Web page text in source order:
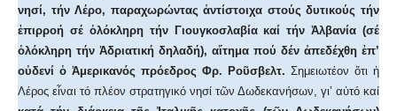
νησί, τήν Λέρο, παραχωρώντας ἀντίστοιχα στούς δυτικούς τήν
ἐπιρροή σέ ὁλόκληρη τήν Γιουγκοσλαβία καί τήν Ἀλβανία (σέ
ὁλόκληρη τήν Ἀδριατική δηλαδή), αἴτημα πού δέν ἀπεδέχθη ἐπ’
οὐδενί ὁ Ἀμερικανός πρόεδρος Φρ. Ροῦσβελτ. Σημειωτέον ὅτι ἡ
Λέρος εἶναι τό πλέον στρατηγικό νησί τῶν Δωδεκανήσων, γι’ αὐτό καί